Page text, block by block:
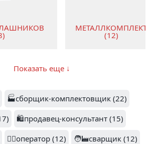
МЕТАЛЛКОМПЛЕКТ
(12)
(12) ТЕЛЕТРЕЙД (7)
Показать еще ↓
🏭сборщик-комплектовщик (22)
🛍️продавец-консультант (15)
👷‍♂️оператор (12)
🧑‍🏭сварщик (12)